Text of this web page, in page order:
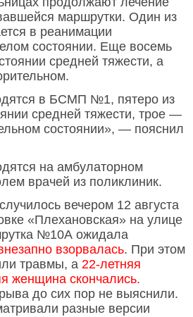
маршрутки. Один из
в реанимации
состоянии. Еще восемь
средней тяжести, а
в БСМП №1, пятеро из
средней тяжести, трое —
состоянии», — пояснил
на амбулаторном
врачей из поликлиник.
вечером 12 августа
«Плехановская» на улице
№10А ожидала
взорвалась. При этом
травмы, а 22-летняя
женщина скончались.
до сих пор не выяснили.
разные версии